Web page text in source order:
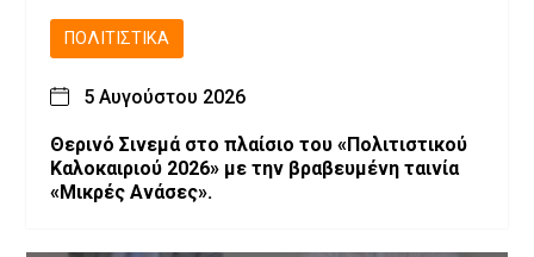
ΠΟΛΙΤΙΣΤΙΚΆ
5 Αυγούστου 2026
Θερινό Σινεμά στο πλαίσιο του «Πολιτιστικού
Καλοκαιριού 2026» με την βραβευμένη ταινία
«Μικρές Ανάσες».